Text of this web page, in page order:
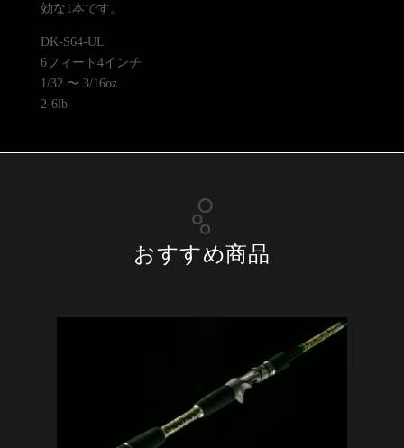
効な1本です。
DK-S64-UL
6フィート4インチ
1/32 〜 3/16oz
2-6lb
おすすめ商品